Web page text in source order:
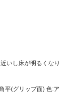
いし床が明るくなり
平(グリップ面) 色:ア